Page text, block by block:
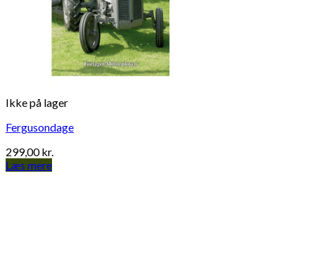
Ikke på lager
Fergusondage
299,00kr.
Læs mere